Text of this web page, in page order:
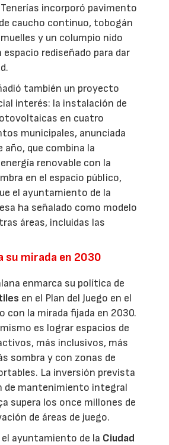
incorporó pavimento
caucho continuo, tobogán
y un columpio nido
rediseñado para dar
también un proyecto
interés: la instalación de
en cuatro
municipales, anunciada
año, que combina la
renovable con la
en el espacio público,
el ayuntamiento de la
ha señalado como modelo
áreas, incluidas las
su mirada en 2030
enmarca su política de
en el Plan del Juego en el
con la mirada fijada en 2030.
es lograr espacios de
más inclusivos, más
sombra y con zonas de
La inversión prevista
de mantenimiento integral
supera los once millones de
de áreas de juego.
el ayuntamiento de la Ciudad